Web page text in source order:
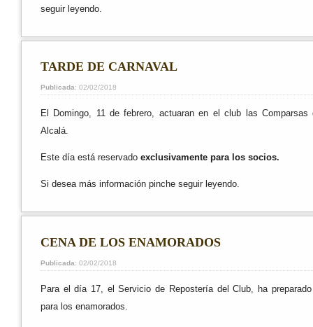
seguir leyendo.
TARDE DE CARNAVAL
Publicada: 02/02/2018
El Domingo, 11 de febrero, actuaran en el club las Comparsas
Alcalá.
Este día está reservadoexclusivamente para los socios.
Si desea más información pinche seguir leyendo.
CENA DE LOS ENAMORADOS
Publicada: 02/02/2018
Para el día 17, el Servicio de Repostería del Club, ha
para los enamorados.